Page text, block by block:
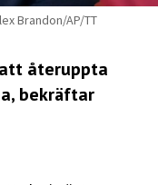
Brandon/AP/TT
återuppta
bekräftar